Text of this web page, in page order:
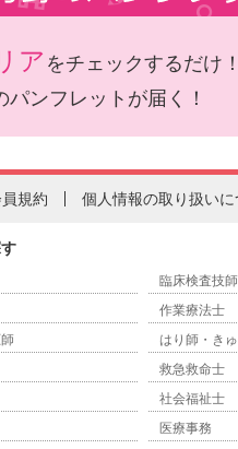
ア をチェックするだけ！
パンフレットが届く！
規約 個人情報の取り扱いに
臨床検査技師
作業療法士
はり師・き
救急救命士
社会福祉士
医療事務